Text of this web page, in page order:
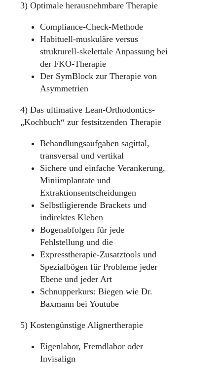
3) Optimale herausnehmbare Therapie
Compliance-Check-Methode
Habituell-muskuläre versus
strukturell-skelettale Anpassung bei
der FKO-Therapie
Der SymBlock zur Therapie von
Asymmetrien
4) Das ultimative Lean-Orthodontics-
„Kochbuch“ zur festsitzenden Therapie
Behandlungsaufgaben sagittal,
transversal und vertikal
Sichere und einfache Verankerung,
Miniimplantate und
Extraktionsentscheidungen
Selbstligierende Brackets und
indirektes Kleben
Bogenabfolgen für jede
Fehlstellung und die
Expresstherapie-Zusatztools und
Spezialbögen für Probleme jeder
Ebene und jeder Art
Schnupperkurs: Biegen wie Dr.
Baxmann bei Youtube
5) Kostengünstige Alignertherapie
Eigenlabor, Fremdlabor oder
Invisalign